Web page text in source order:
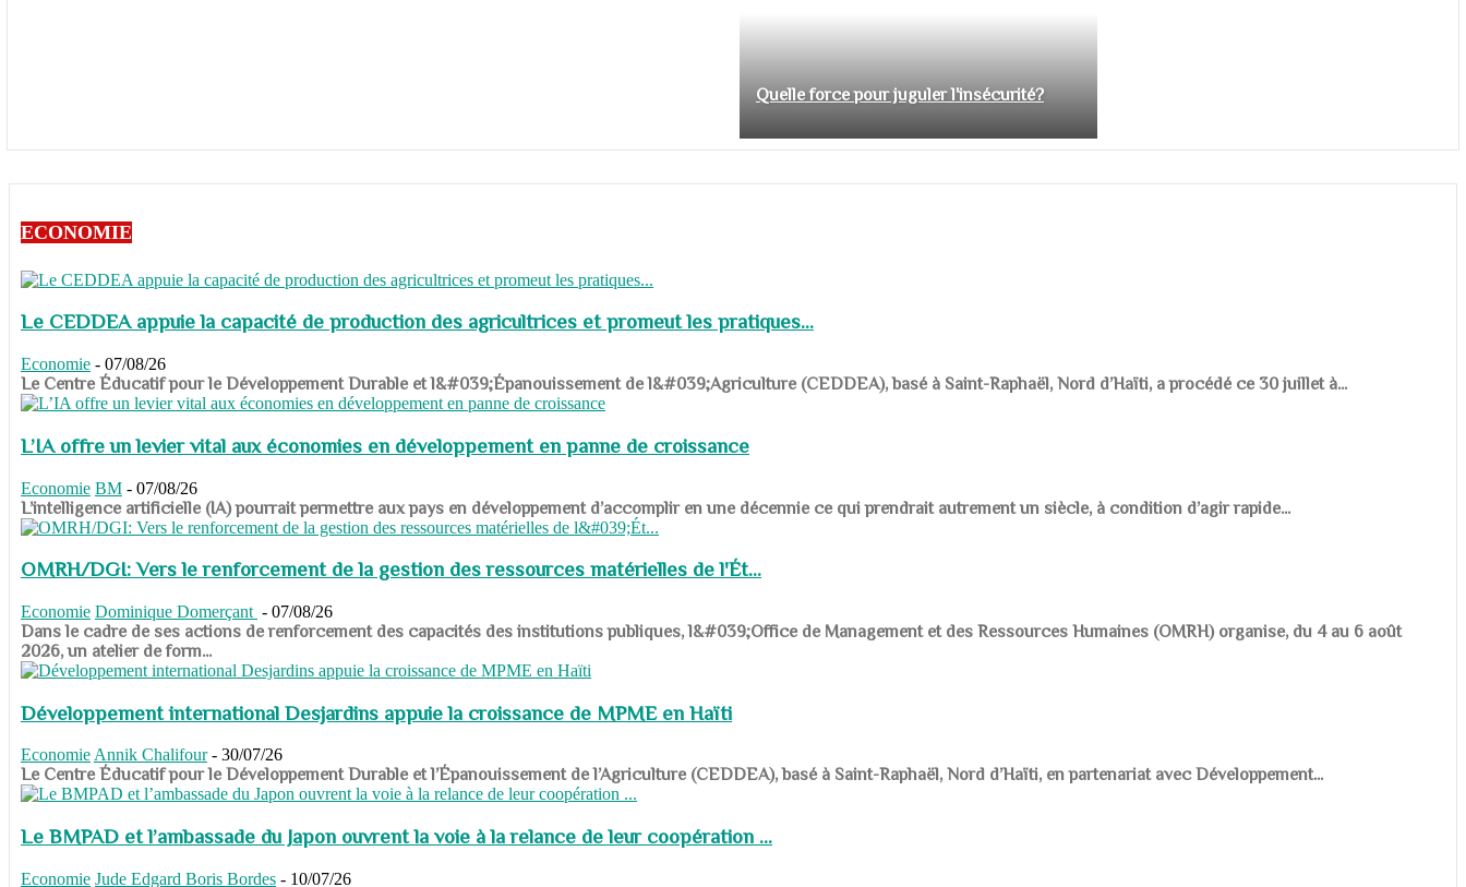
Quelle force pour juguler l'insécurité?
ECONOMIE
Le CEDDEA appuie la capacité de production des agricultrices et promeut les pratiques...
Economie - 07/08/26
​​​​​​​Le Centre Éducatif pour le Développement Durable et l&#039;Épanouissement de l&#039;Agriculture (CEDDEA), basé à Saint-Raphaël, Nord d’Haïti, a procédé ce 30 juillet à...
L’IA offre un levier vital aux économies en développement en panne de croissance
Economie BM - 07/08/26
​​​​​​​L’intelligence artificielle (IA) pourrait permettre aux pays en développement d’accomplir en une décennie ce qui prendrait autrement un siècle, à condition d’agir rapide...
OMRH/DGI: Vers le renforcement de la gestion des ressources matérielles de l'Ét...
Economie Dominique Domerçant - 07/08/26
Dans le cadre de ses actions de renforcement des capacités des institutions publiques, l&#039;Office de Management et des Ressources Humaines (OMRH) organise, du 4 au 6 août
2026, un atelier de form...
Développement international Desjardins appuie la croissance de MPME en Haïti
Economie Annik Chalifour - 30/07/26
​​​​​​​Le Centre Éducatif pour le Développement Durable et l’Épanouissement de l’Agriculture (CEDDEA), basé à Saint-Raphaël, Nord d’Haïti, en partenariat avec Développement...
Le BMPAD et l’ambassade du Japon ouvrent la voie à la relance de leur coopération ...
Economie Jude Edgard Boris Bordes - 10/07/26